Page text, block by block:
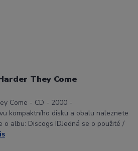
They Come
Come - CD - 2000 -
kompaktního disku a obalu naleznete
o albu: Discogs IDJedná se o použité /